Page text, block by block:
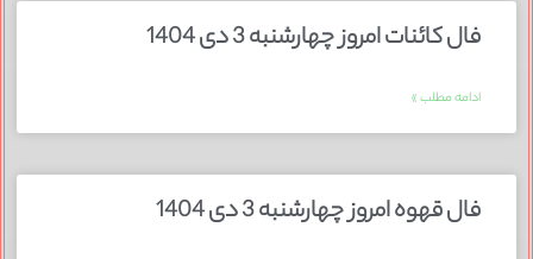
فال کائنات امروز چهارشنبه 3 دی 1404
ادامه مطلب »
فال قهوه امروز چهارشنبه 3 دی 1404